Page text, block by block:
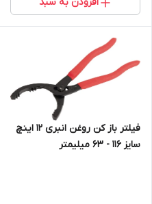
فیلتر باز کن روغن انبری 12 اینچ
سایز 116 - 63 میلیمتر